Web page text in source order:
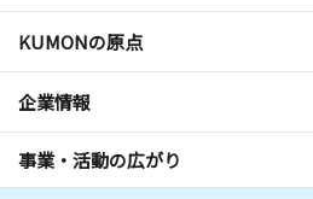
KUMONの原点
企業情報
事業・活動の広がり